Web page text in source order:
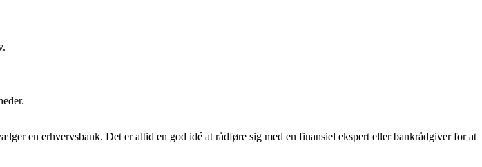
en erhvervsbank. Det er altid en god idé at rådføre sig med en finansiel ekspert eller bankrådgiver for at